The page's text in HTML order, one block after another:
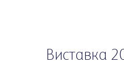
Виставка